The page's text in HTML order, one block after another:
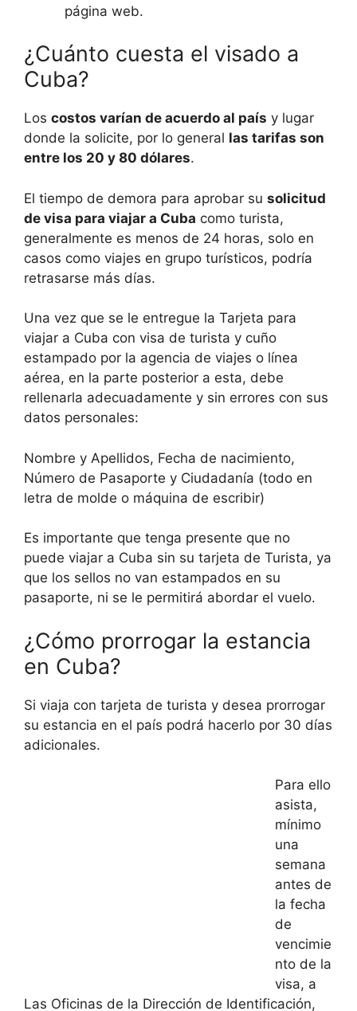
página web.
¿Cuánto cuesta el visado a
Cuba?
Los costos varían de acuerdo al país y lugar
donde la solicite, por lo general las tarifas son
entre los 20 y 80 dólares.
El tiempo de demora para aprobar su solicitud
de visa para viajar a Cuba como turista,
generalmente es menos de 24 horas, solo en
casos como viajes en grupo turísticos, podría
retrasarse más días.
Una vez que se le entregue la Tarjeta para
viajar a Cuba con visa de turista y cuño
estampado por la agencia de viajes o línea
aérea, en la parte posterior a esta, debe
rellenarla adecuadamente y sin errores con sus
datos personales:
Nombre y Apellidos, Fecha de nacimiento,
Número de Pasaporte y Ciudadanía (todo en
letra de molde o máquina de escribir)
Es importante que tenga presente que no
puede viajar a Cuba sin su tarjeta de Turista, ya
que los sellos no van estampados en su
pasaporte, ni se le permitirá abordar el vuelo.
¿Cómo prorrogar la estancia
en Cuba?
Si viaja con tarjeta de turista y desea prorrogar
su estancia en el país podrá hacerlo por 30 días
adicionales.
Para ello
asista,
mínimo
una
semana
antes de
la fecha
de
vencimie
nto de la
visa, a
Las Oficinas de la Dirección de Identificación,